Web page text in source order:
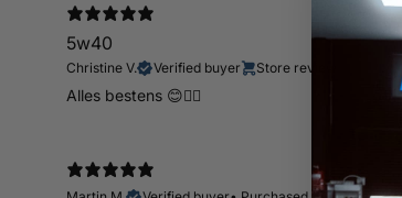
5w40
Christine V. Verified buyer Store review
Alles bestens 😊👍🏻